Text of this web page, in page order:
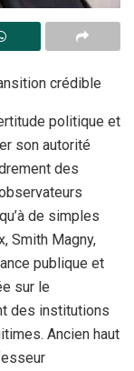
crédible
politique et
son autorité
des
de simples
Smith Magny,
publique et
sur le
des institutions
Ancien haut